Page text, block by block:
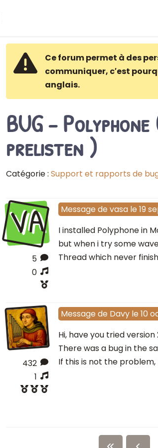
Ce forum permet à des
communiquer, c′est
anglais.
BUG -
prelisten )
Catégorie : Support et rapports de
VA
5
0
Message de vasa le 19
I installed Polyphone in
but when i try some
Thread which never finish
432
1
Message de Davy le 10
Hi, have you tried version
There was a bug in the
If this is not the